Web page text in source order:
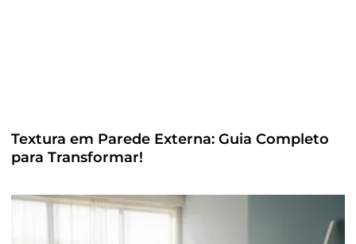
Textura em Parede Externa: Guia Completo
para Transformar!